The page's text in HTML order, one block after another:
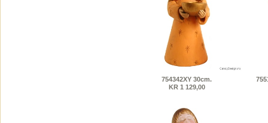
754342XY 30cm.
KR 1 129,00